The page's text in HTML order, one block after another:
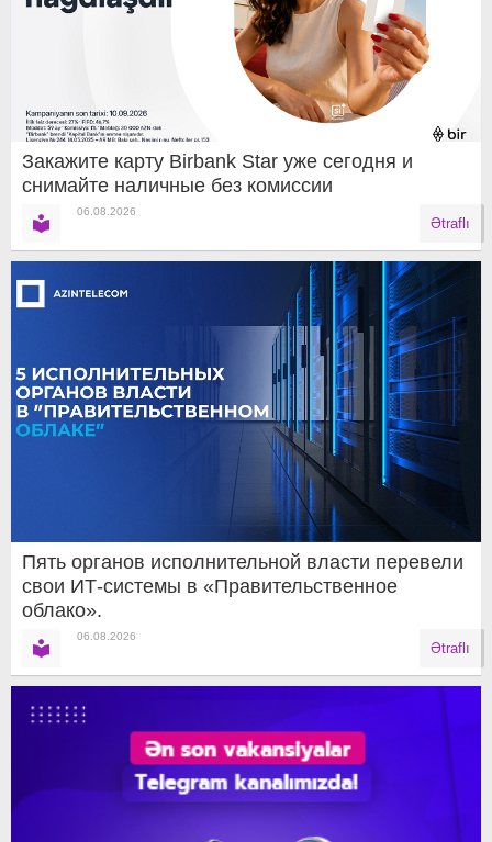
Закажите карту Birbank Star уже сегодня и
снимайте наличные без комиссии
06.08.2026
Ətraflı
Пять органов исполнительной власти перевели
свои ИТ-системы в «Правительственное
облако».
06.08.2026
Ətraflı